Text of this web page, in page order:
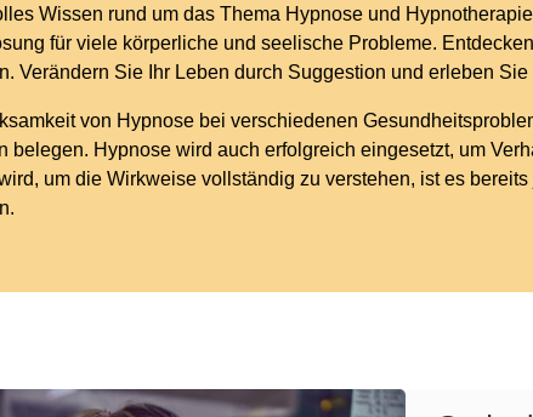
Wissen rund um das Thema Hypnose und
für viele körperliche und seelische Probleme.
Verändern Sie Ihr Leben durch Suggestion und erleben
von Hypnose bei verschiedenen
belegen. Hypnose wird auch erfolgreich eingesetzt, um
um die Wirkweise vollständig zu verstehen, ist es